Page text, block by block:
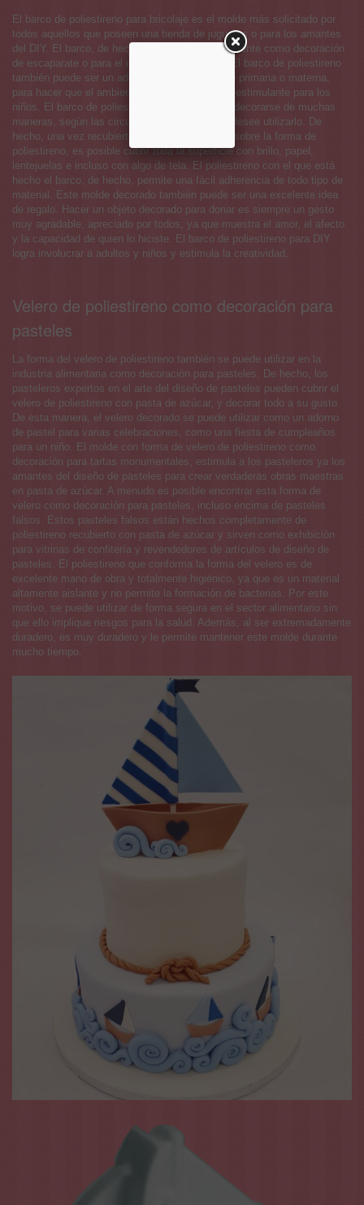
El barco de poliestireno para bricolaje es el molde más solicitado por
todos aquellos que poseen una tienda de juguetes o para los amantes
del DIY. El barco, de hecho, se utiliza especialmente como decoración
de escaparate o para el dormitorio de un niño. El barco de poliestireno
también puede ser un adorno para una clase de primaria o materna,
para hacer que el ambiente sea más colorido y estimulante para los
niños. El barco de poliestireno para DIY puede decorarse de muchas
maneras, según las circunstancias en las que desee utilizarlo. De
hecho, una vez recubierto con la cola de vinilo sobre la forma de
poliestireno, es posible cubrir toda la superficie con brillo, papel,
lentejuelas e incluso con algo de tela. El poliestireno con el que está
hecho el barco, de hecho, permite una fácil adherencia de todo tipo de
material. Este molde decorado también puede ser una excelente idea
de regalo. Hacer un objeto decorado para donar es siempre un gesto
muy agradable, apreciado por todos, ya que muestra el amor, el afecto
y la capacidad de quien lo hiciste. El barco de poliestireno para DIY
logra involucrar a adultos y niños y estimula la creatividad.
Velero de poliestireno como decoración para
pasteles
La forma del velero de poliestireno también se puede utilizar en la
industria alimentaria como decoración para pasteles. De hecho, los
pasteleros expertos en el arte del diseño de pasteles pueden cubrir el
velero de poliestireno con pasta de azúcar, y decorar todo a su gusto.
De esta manera, el velero decorado se puede utilizar como un adorno
de pastel para varias celebraciones, como una fiesta de cumpleaños
para un niño. El molde con forma de velero de poliestireno como
decoración para tartas monumentales, estimula a los pasteleros ya los
amantes del diseño de pasteles para crear verdaderas obras maestras
en pasta de azúcar. A menudo es posible encontrar esta forma de
velero como decoración para pasteles, incluso encima de pasteles
falsos. Estos pasteles falsos están hechos completamente de
poliestireno recubierto con pasta de azúcar y sirven como exhibición
para vitrinas de confitería y revendedores de artículos de diseño de
pasteles. El poliestireno que conforma la forma del velero es de
excelente mano de obra y totalmente higiénico, ya que es un material
altamente aislante y no permite la formación de bacterias. Por este
motivo, se puede utilizar de forma segura en el sector alimentario sin
que ello implique riesgos para la salud. Además, al ser extremadamente
duradero, es muy duradero y le permite mantener este molde durante
mucho tiempo.